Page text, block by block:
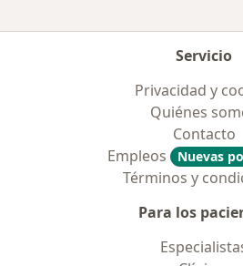
Servicio
Privacidad y
Quiénes
Contacto
Empleos
Nuevas
Términos y
Para los